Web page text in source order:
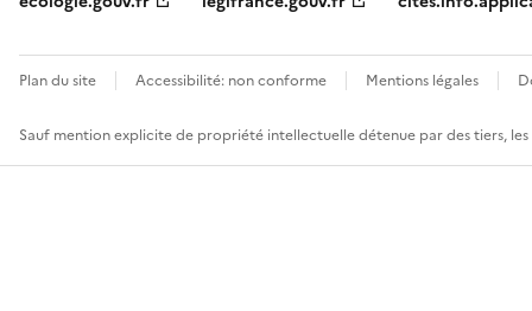
Plan du site Accessibilité: non conforme Mentions légales
Sauf mention explicite de propriété intellectuelle détenue par des tiers,